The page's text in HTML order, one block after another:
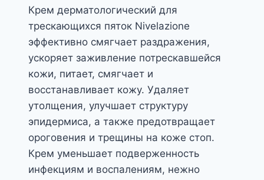
Крем дерматологический для
трескающихся пяток Nivelazione
эффективно смягчает раздражения,
ускоряет заживление потрескавшейся
кожи, питает, смягчает и
восстанавливает кожу. Удаляет
утолщения, улучшает структуру
эпидермиса, а также предотвращает
ороговения и трещины на коже стоп.
Крем уменьшает подверженность
инфекциям и воспалениям, нежно